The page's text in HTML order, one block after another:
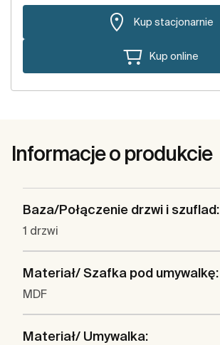
Kup stacjonarnie
Kup online
Informacje o produkcie
Baza/Połączenie drzwi i szuflad:
1 drzwi
Materiał/ Szafka pod umywalkę:
MDF
Materiał/ Umywalka: